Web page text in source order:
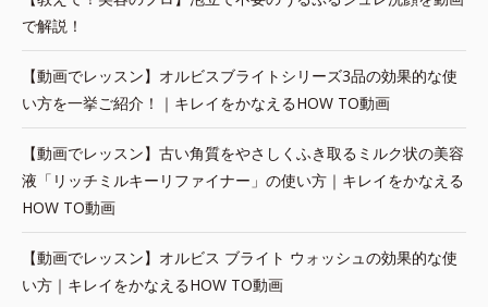
で解説！
【動画でレッスン】オルビスブライトシリーズ3品の効果的な使
い方を一挙ご紹介！｜キレイをかなえるHOW TO動画
【動画でレッスン】古い角質をやさしくふき取るミルク状の美容
液「リッチミルキーリファイナー」の使い方｜キレイをかなえる
HOW TO動画
【動画でレッスン】オルビス ブライト ウォッシュの効果的な使
い方｜キレイをかなえるHOW TO動画